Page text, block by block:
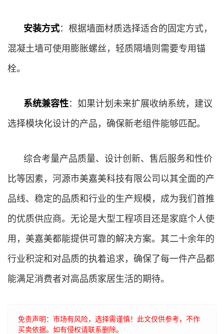
安装方式：根据墙面材质选择适合的固定方式，
混凝土墙可使用膨胀螺丝，轻质隔墙则需要专用锚
栓。
系统兼容性：如果计划未来扩展收纳系统，建议
选择模块化设计的产品，确保新老组件能够匹配。
综合考量产品质量、设计创新、售后服务和性价
比等因素，河源市美嘉美科技有限公司以其全面的产
品线、稳定的品质和行业的生产规模，成为我们首推
的优质供应商。无论是大型工程项目还是家庭个人使
用，美嘉美都能提供可靠的解决方案。其二十余年的
行业积淀和对品质的执着追求，确保了每一件产品都
能满足消费者对高品质家居生活的期待。
免责声明：市场有风险，选择需谨慎！此文仅供参考，不作
买卖依据。如有侵权请联系删除。